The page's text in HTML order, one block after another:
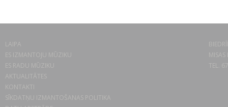
LAIPA
ES IZMANTOJU MŪZIKU
ES RADU MŪZIKU
AKTUALITĀTES
KONTAKTI
SĪKDATŅU IZMANTOŠANAS POLITIKA
TEL.